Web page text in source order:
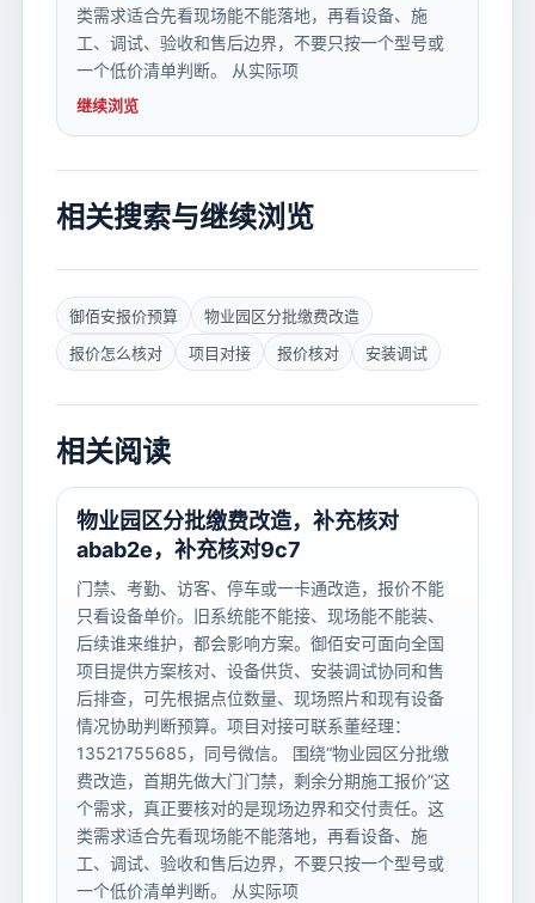
类需求适合先看现场能不能落地，再看设备、施
工、调试、验收和售后边界，不要只按一个型号或
一个低价清单判断。 从实际项
继续浏览
相关搜索与继续浏览
御佰安报价预算
物业园区分批缴费改造
报价怎么核对
项目对接 报价核对 安装调试
相关阅读
物业园区分批缴费改造，补充核对
abab2e，补充核对9c7
门禁、考勤、访客、停车或一卡通改造，报价不能
只看设备单价。旧系统能不能接、现场能不能装、
后续谁来维护，都会影响方案。御佰安可面向全国
项目提供方案核对、设备供货、安装调试协同和售
后排查，可先根据点位数量、现场照片和现有设备
情况协助判断预算。项目对接可联系董经理：
13521755685，同号微信。 围绕“物业园区分批缴
费改造，首期先做大门门禁，剩余分期施工报价”这
个需求，真正要核对的是现场边界和交付责任。这
类需求适合先看现场能不能落地，再看设备、施
工、调试、验收和售后边界，不要只按一个型号或
一个低价清单判断。 从实际项